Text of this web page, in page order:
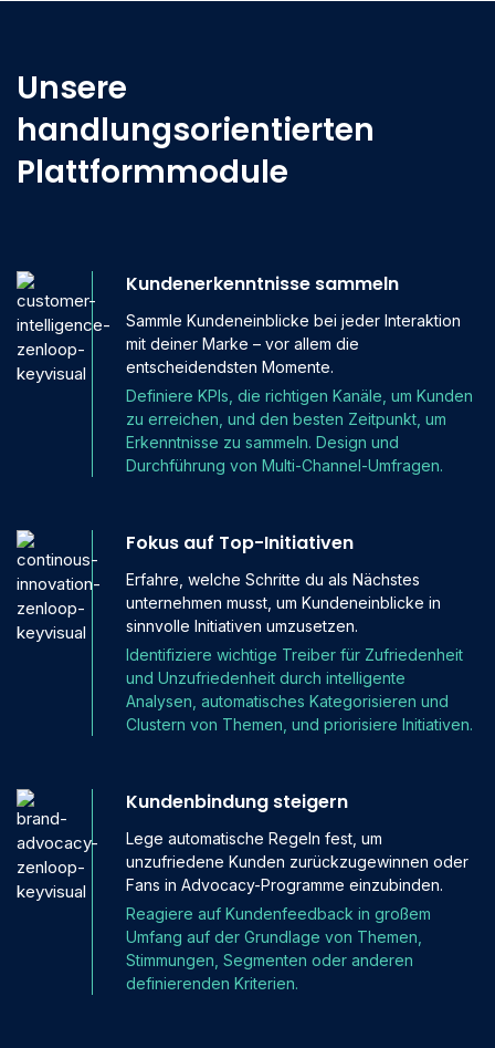
Unsere
handlungsorientierten
Plattformmodule
Kundenerkenntnisse sammeln
Sammle Kundeneinblicke bei jeder Interaktion
mit deiner Marke – vor allem die
entscheidendsten Momente.
Definiere KPIs, die richtigen Kanäle, um Kunden
zu erreichen, und den besten Zeitpunkt, um
Erkenntnisse zu sammeln. Design und
Durchführung von Multi-Channel-Umfragen.
Fokus auf Top-Initiativen
Erfahre, welche Schritte du als Nächstes
unternehmen musst, um Kundeneinblicke in
sinnvolle Initiativen umzusetzen.
Identifiziere wichtige Treiber für Zufriedenheit
und Unzufriedenheit durch intelligente
Analysen, automatisches Kategorisieren und
Clustern von Themen, und priorisiere Initiativen.
Kundenbindung steigern
Lege automatische Regeln fest, um
unzufriedene Kunden zurückzugewinnen oder
Fans in Advocacy-Programme einzubinden.
Reagiere auf Kundenfeedback in großem
Umfang auf der Grundlage von Themen,
Stimmungen, Segmenten oder anderen
definierenden Kriterien.